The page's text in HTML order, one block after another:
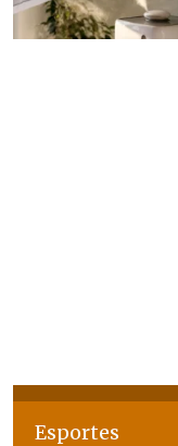
Esportes